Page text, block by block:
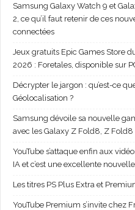
Samsung Galaxy Watch 9 et
2, ce qu’il faut retenir de ces
connectées
Jeux gratuits Epic Games Store
2026 : Foretales, disponible sur
Décrypter le jargon : qu’est-ce
Géolocalisation ?
Samsung dévoile sa nouvelle
avec les Galaxy Z Fold8, Z
YouTube s’attaque enfin aux
IA et c’est une excellente nouvelle
Les titres PS Plus Extra et
YouTube Premium s’invite chez